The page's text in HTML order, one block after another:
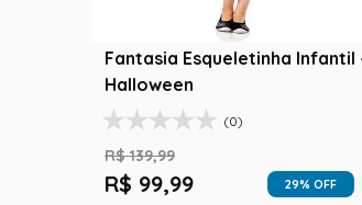
Fantasia Esqueletinha Infantil
Halloween
(0)
R$ 139,99
R$ 99,99 29% OFF